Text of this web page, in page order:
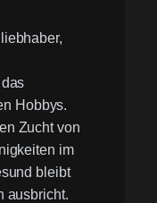
Hobbys.
Zucht von
im
bleibt
ausbricht.